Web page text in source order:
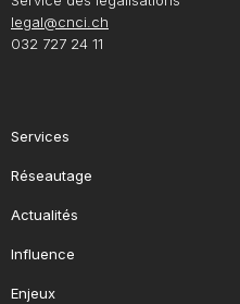
legal@cnci.ch
032 727 24 11
Services
Réseautage
Actualités
Influence
Enjeux